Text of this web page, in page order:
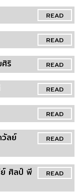
READ
READ
READ
ริ
READ
READ
READ
วัลย์
READ
ย์ ศิลป์ พี